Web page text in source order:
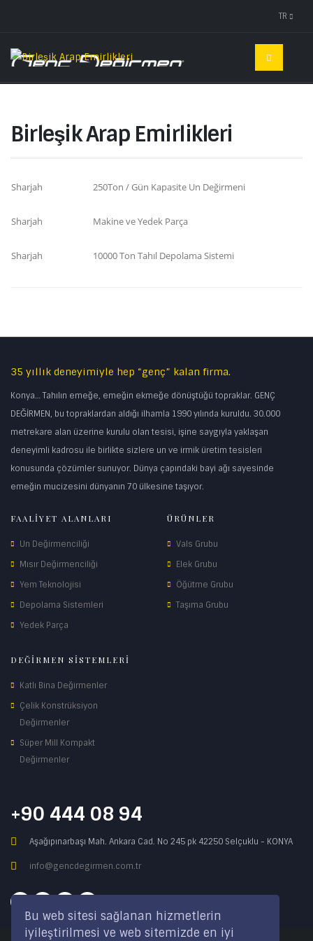
Bu web sitesi sağlanan hizmetlerin
iyileştirilmesi ve web sitemizde en iyi
TR
Birleşik Arap Emirlikleri
Sharjah 250Ton / Gün Kapasite Un Değirmeni
Sharjah Makine ve Yedek Parça
Sharjah 10000 Ton Tahıl Depolama Sistemi
35 yıllık deneyimiyle hep “genç” kalan firma.
Konya… Tahılın emeğe, emeğin ekmeğe dönüştüğü topraklar. GENÇ
DEĞİRMEN, bu topraklardan aldığı ilhamla 1990 yılında kuruldu. 30.000
metrekare alan üzerine kurulu olan tesisi, işine saygıyla yaklaşan
deneyimli kadrosu ile birlikte sizlere un ve irmik üretim tesisleri
konusunda çözümler sunuyor. Dünya çapındaki bayi ağı sayesinde
emeğin mucizesini dünyanın 70 ülkesine taşıyor.
FAALİYET ALANLARI
Un Değirmenciliği
Mısır Değirmenciliği
Yem Teknolojisi
Depolama Sistemleri
Yedek Parça
ÜRÜNLER
Vals Grubu
Elek Grubu
Öğütme Grubu
Taşıma Grubu
DEĞİRMEN SİSTEMLERİ
Katlı Bina Değirmenler
Çelik Konstrüksiyon
Değirmenler
Süper Mill Kompakt
Değirmenler
+90 444 08 94
Aşağıpınarbaşı Mah. Ankara Cad. No 245 pk 42250 Selçuklu - KONYA
info@gencdegirmen.com.tr